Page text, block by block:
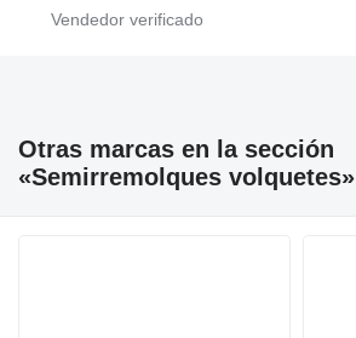
Otras marcas en la sección
«Semirremolques volquetes»